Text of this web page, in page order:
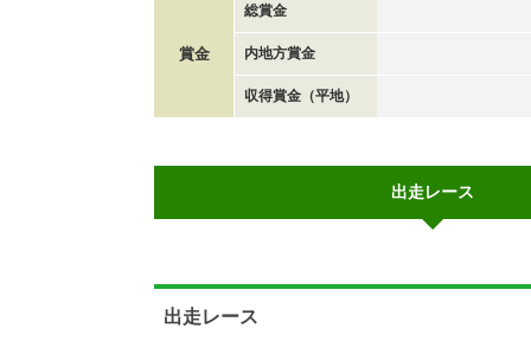
賞金
総賞金
内地方賞金
収得賞金（平地）
出走レース
出走レース